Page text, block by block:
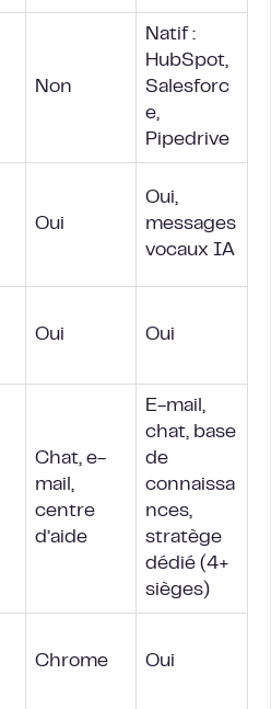
Non
Natif :
HubSpot,
Salesforc
e,
Pipedrive
Oui
Oui,
messages
vocaux IA
Oui Oui
Chat, e-
mail,
centre
d’aide
E-mail,
chat, base
de
connaissa
nces,
stratège
dédié (4+
sièges)
Chrome Oui